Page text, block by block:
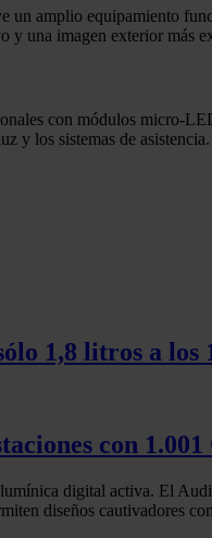
amplio equipamiento
y una imagen exterior
con módulos micro-
y los sistemas de asistencia.
1,8 litros a los
con 1.001
digital activa. El
diseños cautivadores